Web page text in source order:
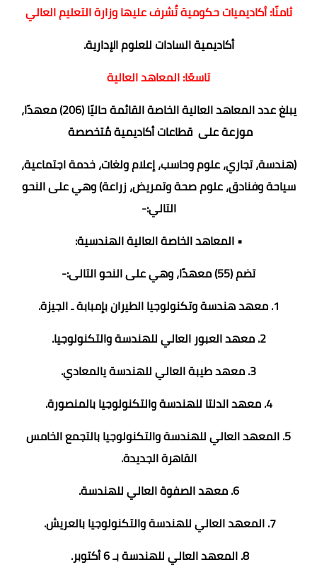
ثامنًا: أكاديميات حكومية تُشرف عليها وزارة التعليم العالي
أكاديمية السادات للعلوم الإدارية.
تاسعًا: المعاهد العالية
يبلغ عدد المعاهد العالية الخاصة القائمة حاليًا (206) معهدًا،
موزعة على قطاعات أكاديمية مُتخصصة
(هندسة، تجاري، علوم وحاسب، إعلام ولغات، خدمة اجتماعية،
سياحة وفنادق، علوم صحة وتمريض، زراعة) وهي على النحو
التالي:-
• المعاهد الخاصة العالية الهندسية:
تضم (55) معهدًا، وهي على النحو التالى:-
1. معهد هندسة وتكنولوجيا الطيران بإمبابة ـ الجيزة.
2. معهد العبور العالي للهندسة والتكنولوجيا.
3. معهد طيبة العالي للهندسة يالمعادي.
4. معهد الدلتا للهندسة والتكنولوجيا بالمنصورة.
5. المعهد العالي للهندسة والتكنولوجيا بالتجمع الخامس
القاهرة الجديدة.
6. معهد الصفوة العالي للهندسة.
7. المعهد العالي للهندسة والتكنولوجيا بالعريش.
8. المعهد العالي للهندسة بـ 6 أكتوبر.